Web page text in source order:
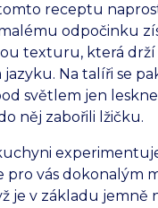
receptu
odpočinku
texturu, která
jazyku. Na talíři se
světlem jen
něj zabořili lžičku.
pro vás dokonalým
je v základu jemně